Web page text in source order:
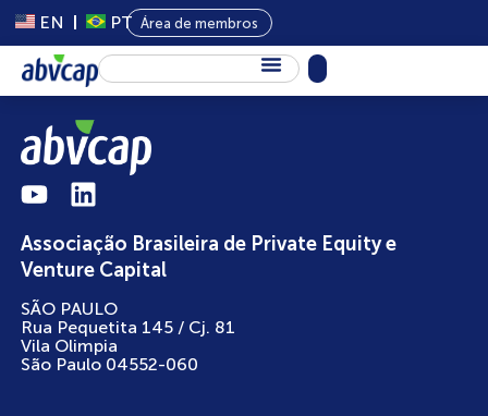
EN PT Área de membros
Sobre Nós
Capital Privado
Programas
Conteúdo
Eventos
Notícias
Associação Brasileira de Private Equity e
Venture Capital
SÃO PAULO
Rua Pequetita 145 / Cj. 81
Vila Olimpia
São Paulo 04552-060